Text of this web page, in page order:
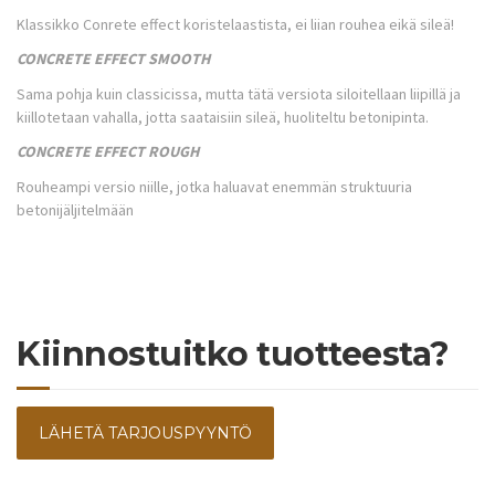
Klassikko Conrete effect koristelaastista, ei liian rouhea eikä sileä!
CONCRETE EFFECT SMOOTH
Sama pohja kuin classicissa, mutta tätä versiota siloitellaan liipillä ja
kiillotetaan vahalla, jotta saataisiin sileä, huoliteltu betonipinta.
CONCRETE EFFECT ROUGH
Rouheampi versio niille, jotka haluavat enemmän struktuuria
betonijäljitelmään
Kiinnostuitko tuotteesta?
LÄHETÄ TARJOUSPYYNTÖ